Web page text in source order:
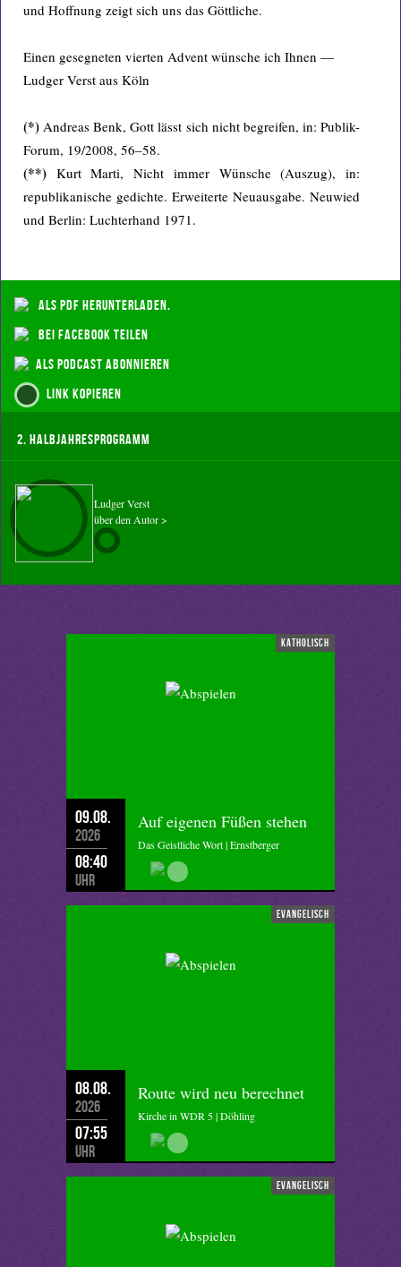
und Hoffnung zeigt sich uns das Göttliche.
Einen gesegneten vierten Advent wünsche ich Ihnen —
Ludger Verst aus Köln
(*)Andreas Benk, Gott lässt sich nicht begreifen, in: Publik-
Forum, 19/2008, 56–58.
(**) Kurt Marti, Nicht immer Wünsche (Auszug), in:
republikanische gedichte. Erweiterte Neuausgabe. Neuwied
und Berlin: Luchterhand 1971.
als PDF herunterladen.
bei Facebook teilen
als Podcast abonnieren
Link kopieren
2. Halbjahresprogramm
Ludger Verst
über den Autor >
katholisch
09.08.
2026
08:40
Uhr
Auf eigenen Füßen stehen
Das Geistliche Wort | Ernstberger
evangelisch
08.08.
2026
07:55
Uhr
Route wird neu berechnet
Kirche in WDR 5 | Döhling
evangelisch